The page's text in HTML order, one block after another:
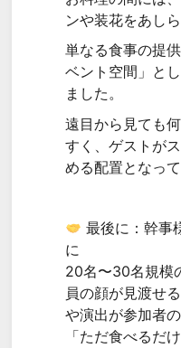
ンや装花をあしら
単なる食事の提
ベント空間」と
ました。
遠目から見ても
すく、ゲストが
める配置となって
最後に：幹事
に
20名〜30名規模
員の顔が見渡せ
や演出が参加者
「ただ食べるだ